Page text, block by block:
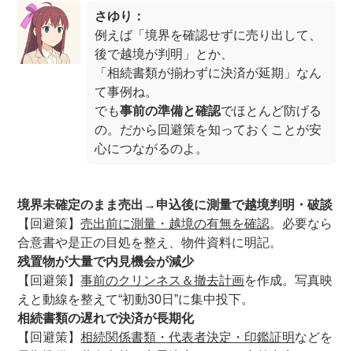
さゆり：
例えば「境界を確認せずに売り出して、
後で越境が判明」とか、
「相続書類が揃わずに決済が延期」なん
て事例ね。
でも事前の準備と確認でほとんど防げる
の。だから回避策を知っておくことが安
心につながるのよ。
境界未確定のまま売出→申込後に測量で越境判明・破談
【回避策】売出前に測量・越境の有無を確認。必要なら
合意書や是正の目処を整え、物件資料に明記。
残置物が大量で内見機会が減少
【回避策】事前のクリンネス＆撤去計画を作成。写真映
えと動線を整えて“初動30日”に集中投下。
相続書類の遅れで決済が長期化
【回避策】相続関係書類・代表者決定・印鑑証明などを